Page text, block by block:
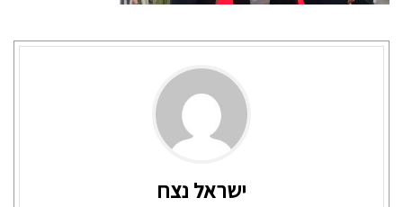
ישראל נצח